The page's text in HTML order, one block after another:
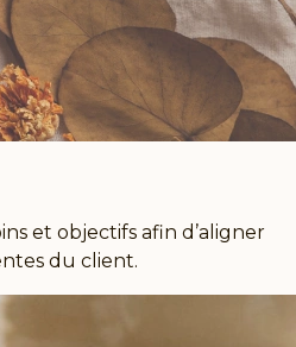
et objectifs afin d’aligner
du client.